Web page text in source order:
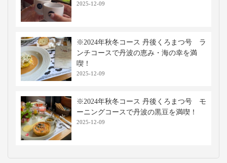
2025-12-09
※2024年秋冬コース 丹後くろまつ号 ラ
ンチコースで丹波の恵み・海の幸を満
喫！
2025-12-09
※2024年秋冬コース 丹後くろまつ号 モ
ーニングコースで丹波の黒豆を満喫！
2025-12-09